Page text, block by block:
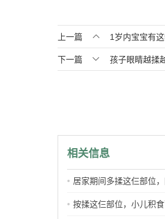
上一篇  1岁内宝宝有
下一篇  孩子眼睛越揉
相关信息
居家期间多揉这仨部位
按揉这仨部位，小儿积食